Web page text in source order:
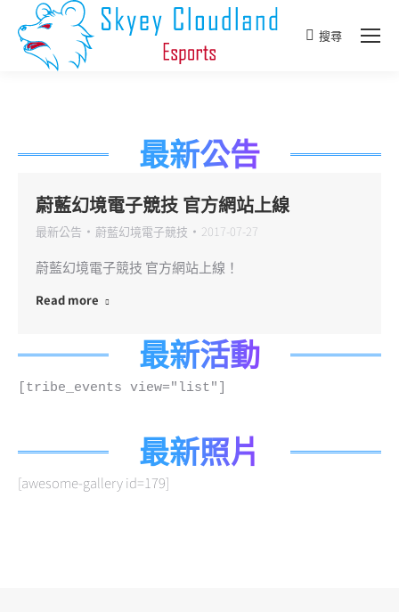
Search:
搜尋
最新公告
蔚藍幻境電子競技 官方網站上線
最新公告 蔚藍幻境電子競技 2017-07-27
蔚藍幻境電子競技 官方網站上線！
Read more
最新活動
[tribe_events view="list"]
最新照片
[awesome-gallery id=179]